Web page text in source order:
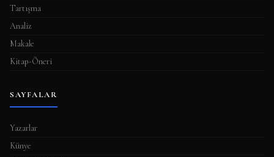
Tartışma
Analiz
Makale
Kitap-Öneri
SAYFALAR
Yazarlar
Künye